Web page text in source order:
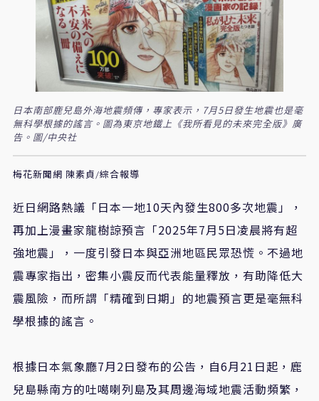
日本南部鹿兒島外海地震頻傳，專家表示，7月5日發生地震也是毫
無科學根據的謠言。圖為東京地鐵上《我所看見的未來完全版》廣
告。圖/中央社
梅花新聞網 陳素貞/綜合報導
近日網路熱議「日本一地10天內發生800多次地震」，
再加上漫畫家龍樹諒預言「2025年7月5日凌晨將有超
強地震」，一度引發日本與亞洲地區民眾恐慌。不過地
震專家指出，密集小震反而代表能量釋放，有助降低大
震風險，而所謂「精確到日期」的地震預言更是毫無科
學根據的謠言。
根據日本氣象廳7月2日發布的公告，自6月21日起，鹿
兒島縣南方的吐噶喇列島及其周邊海域地震活動頻繁，